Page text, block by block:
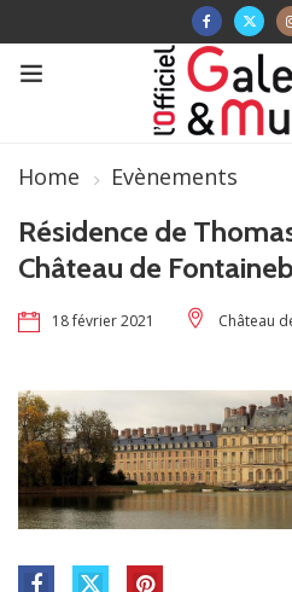
Home Evènements
Résidence de
Château de
18 février 2021 Château